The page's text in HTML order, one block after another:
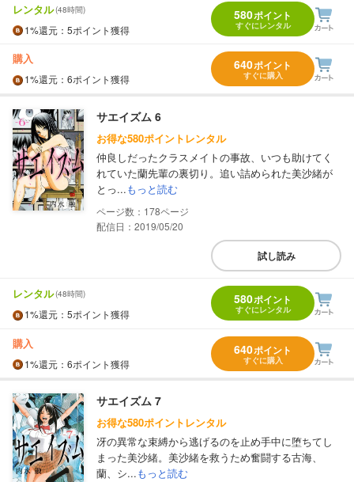
レンタル(48時間)
1%還元 ：5ポイント獲得
580ポイント
すぐにレンタル
購入
1%還元 ：6ポイント獲得
640ポイント
すぐに購入
サエイズム 6
お得な580ポイントレンタル
仲良しだったクラスメイトの事故、いつも助けてく
れていた蘭先輩の裏切り。追い詰められた美沙緒が
とっ...もっと読む
178
配信日：2019/05/20
試し読み
レンタル(48時間)
1%還元 ：5ポイント獲得
580ポイント
すぐにレンタル
購入
1%還元 ：6ポイント獲得
640ポイント
すぐに購入
サエイズム 7
お得な580ポイントレンタル
冴の異常な束縛から逃げるのを止め手中に堕ちてし
まった美沙緒。美沙緒を救うため奮闘する古海、
蘭、シ...もっと読む